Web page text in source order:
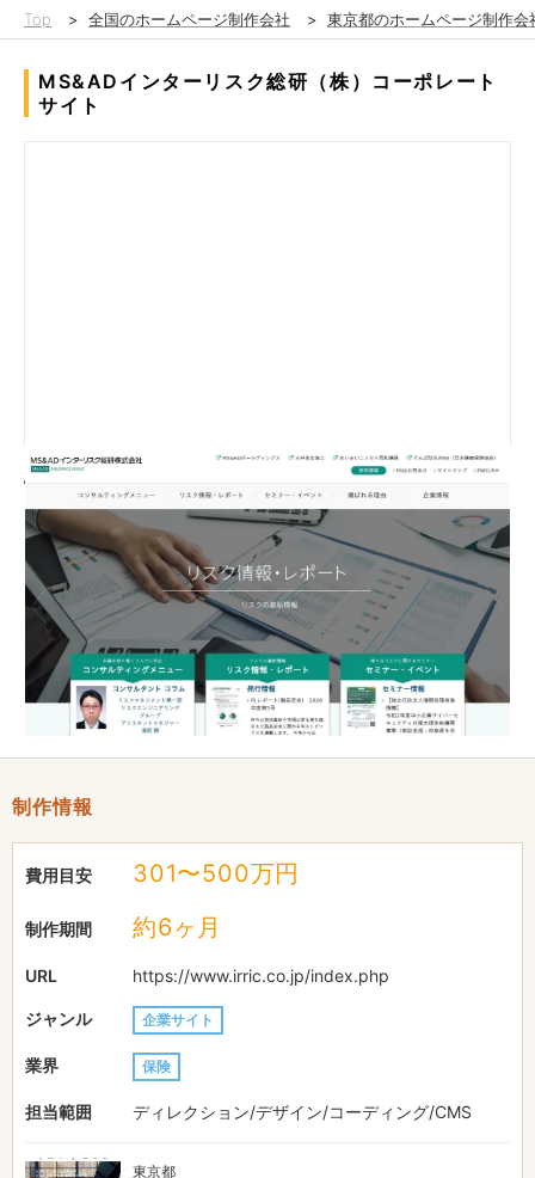
Top > 全国のホームページ制作会社 > 東京都のホームページ制作会
MS&ADインターリスク総研（株）コーポレート
サイト
情報量の多いシンクタンクのサイトとしてＴＯＰページでどのよ
うに
コンテンツの整理が出来るかがポイントになりました。
ＴＯＰページ上部で主要なコンテンツを配置し、画面スクロール
をしなくても主要な情報に
アクセスできるように構成しました。
その他のコンテンツや情報も出来る限りシンプルな形で掲載し、
見る人が求める情報にアクセスしやすいようにしました。
制作情報
費用目安 301〜500万円
制作期間 約6ヶ月
URL https://www.irric.co.jp/index.php
ジャンル 企業サイト
業界 保険
担当範囲 ディレクション/デザイン/コーディング/CMS
東京都